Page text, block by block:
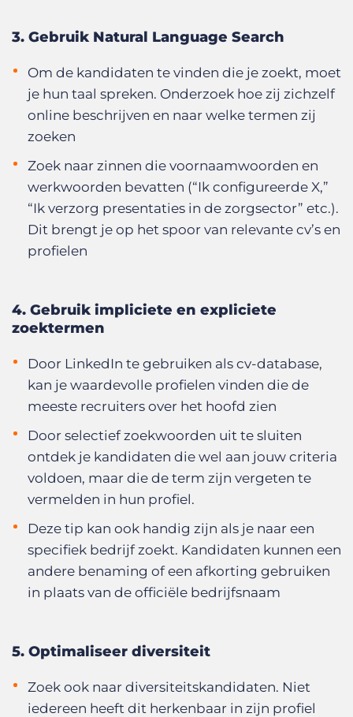
3. Gebruik Natural Language Search
Om de kandidaten te vinden die je zoekt, moet
je hun taal spreken. Onderzoek hoe zij zichzelf
online beschrijven en naar welke termen zij
zoeken
Zoek naar zinnen die voornaamwoorden en
werkwoorden bevatten (“Ik configureerde X,”
“Ik verzorg presentaties in de zorgsector” etc.).
Dit brengt je op het spoor van relevante cv’s en
profielen
4. Gebruik impliciete en expliciete
zoektermen
Door LinkedIn te gebruiken als cv-database,
kan je waardevolle profielen vinden die de
meeste recruiters over het hoofd zien
Door selectief zoekwoorden uit te sluiten
ontdek je kandidaten die wel aan jouw criteria
voldoen, maar die de term zijn vergeten te
vermelden in hun profiel.
Deze tip kan ook handig zijn als je naar een
specifiek bedrijf zoekt. Kandidaten kunnen een
andere benaming of een afkorting gebruiken
in plaats van de officiële bedrijfsnaam
5. Optimaliseer diversiteit
Zoek ook naar diversiteitskandidaten. Niet
iedereen heeft dit herkenbaar in zijn profiel